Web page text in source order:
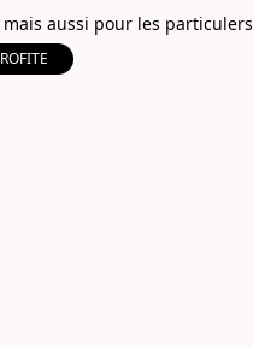
aussi pour les particulers